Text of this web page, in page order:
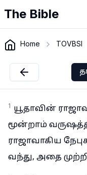
The Bible
Home TOVBSI
1 யூதாவின்
மூன்றாம்
ராஜாவாகிய
வந்து, அதை